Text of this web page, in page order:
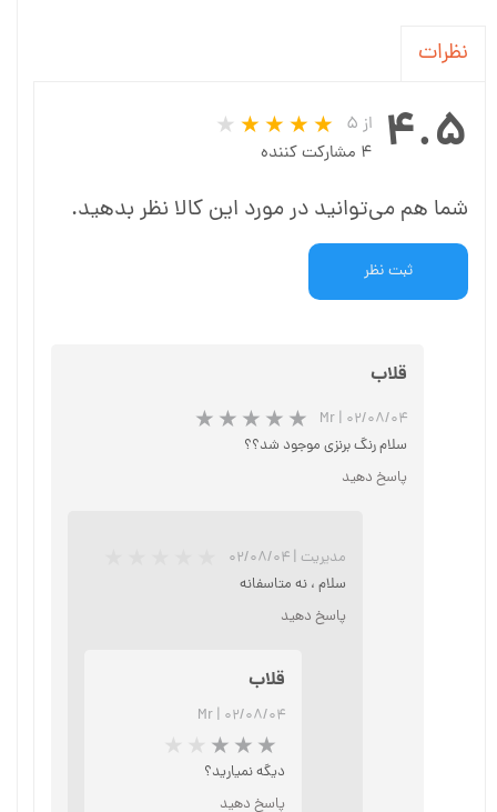
نظرات
۴.۵ از ۵
۴ مشارکت کننده
شما هم می‌توانید در مورد این کالا نظر بدهید.
ثبت نظر
قلاب
Mr | ۰۲/۰۸/۰۴
سلام رنگ برنزی موجود شد؟؟
پاسخ دهید
مدیریت | ۰۲/۰۸/۰۴
سلام ، نه متاسفانه
پاسخ دهید
قلاب
Mr | ۰۲/۰۸/۰۴
دیگه نمیارید؟
پاسخ دهید